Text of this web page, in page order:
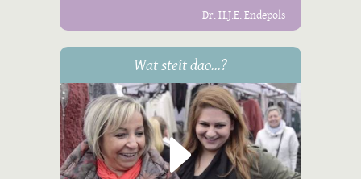
Dr. H.J.E. Endepols
Wat steit dao...?